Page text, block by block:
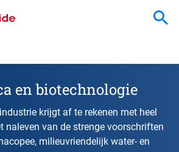
en biotechnologie
krijgt af te rekenen met heel
naleven van de strenge voorschriften
milieuvriendelijk water- en